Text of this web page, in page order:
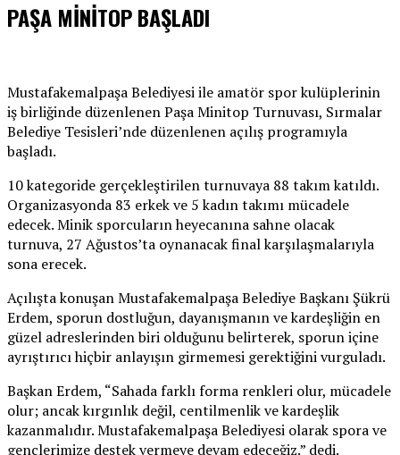
PAŞA MİNİTOP BAŞLADI
Mustafakemalpaşa Belediyesi ile amatör spor kulüplerinin
iş birliğinde düzenlenen Paşa Minitop Turnuvası, Sırmalar
Belediye Tesisleri’nde düzenlenen açılış programıyla
başladı.
10 kategoride gerçekleştirilen turnuvaya 88 takım katıldı.
Organizasyonda 83 erkek ve 5 kadın takımı mücadele
edecek. Minik sporcuların heyecanına sahne olacak
turnuva, 27 Ağustos’ta oynanacak final karşılaşmalarıyla
sona erecek.
Açılışta konuşan Mustafakemalpaşa Belediye Başkanı Şükrü
Erdem, sporun dostluğun, dayanışmanın ve kardeşliğin en
güzel adreslerinden biri olduğunu belirterek, sporun içine
ayrıştırıcı hiçbir anlayışın girmemesi gerektiğini vurguladı.
Başkan Erdem, “Sahada farklı forma renkleri olur, mücadele
olur; ancak kırgınlık değil, centilmenlik ve kardeşlik
kazanmalıdır. Mustafakemalpaşa Belediyesi olarak spora ve
gençlerimize destek vermeye devam edeceğiz.” dedi.